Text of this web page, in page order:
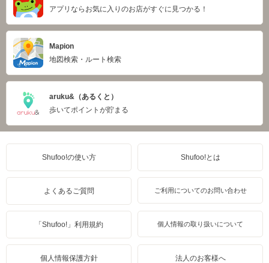
アプリならお気に入りのお店がすぐに見つかる！
Mapion
地図検索・ルート検索
aruku&（あるくと）
歩いてポイントが貯まる
Shufoo!の使い方 Shufoo!とは
よくあるご質問 ご利用についてのお問い合わせ
「Shufoo!」利用規約 個人情報の取り扱いについて
個人情報保護方針 法人のお客様へ